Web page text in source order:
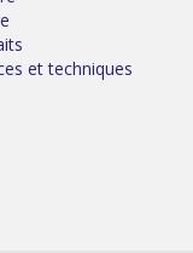
et techniques